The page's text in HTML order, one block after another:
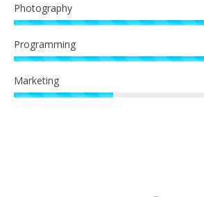
Photography
Programming
Marketing